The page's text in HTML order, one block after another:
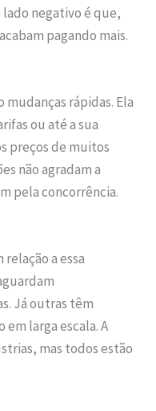
lado negativo é que,
pagando mais.
mudanças rápidas. Ela
ou até a sua
preços de muitos
não agradam a
pela concorrência.
a essa
Já outras têm
larga escala. A
mas todos estão